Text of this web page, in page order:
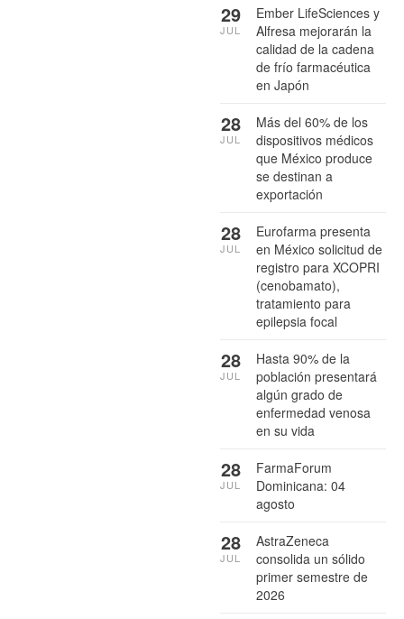
Ember LifeSciences y
Alfresa mejorarán la
calidad de la cadena
de frío farmacéutica
en Japón
29
JUL
Más del 60% de los
dispositivos médicos
que México produce
se destinan a
exportación
28
JUL
Eurofarma presenta
en México solicitud de
registro para XCOPRI
(cenobamato),
tratamiento para
epilepsia focal
28
JUL
Hasta 90% de la
población presentará
algún grado de
enfermedad venosa
en su vida
28
JUL
FarmaForum
Dominicana: 04
agosto
28
JUL
AstraZeneca
consolida un sólido
primer semestre de
2026
28
JUL